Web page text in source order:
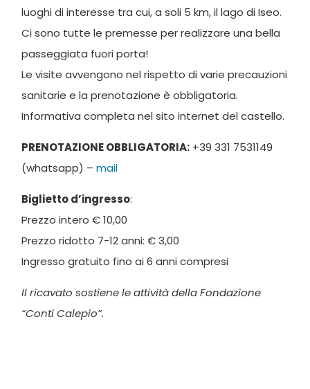
luoghi di interesse tra cui, a soli 5 km, il lago di Iseo.
Ci sono tutte le premesse per realizzare una bella
passeggiata fuori porta!
Le visite avvengono nel rispetto di varie precauzioni
sanitarie e la prenotazione è obbligatoria.
Informativa completa nel sito internet del castello.
PRENOTAZIONE OBBLIGATORIA: +39 331 7531149
(whatsapp) –mail
Biglietto d’ingresso:
Prezzo intero € 10,00
Prezzo ridotto 7-12 anni: € 3,00
Ingresso gratuito fino ai 6 anni compresi
Il ricavato sostiene le attività della Fondazione
“Conti Calepio”.